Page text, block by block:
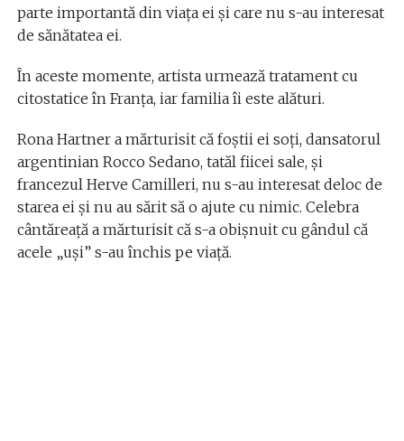
parte importantă din viața ei și care nu s-au interesat
de sănătatea ei.
În aceste momente, artista urmează tratament cu
citostatice în Franța, iar familia îi este alături.
Rona Hartner a mărturisit că foștii ei soți, dansatorul
argentinian Rocco Sedano, tatăl fiicei sale, și
francezul Herve Camilleri, nu s-au interesat deloc de
starea ei și nu au sărit să o ajute cu nimic. Celebra
cântăreață a mărturisit că s-a obișnuit cu gândul că
acele „uși” s-au închis pe viață.